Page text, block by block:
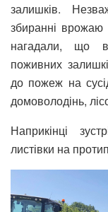
залишків.
збиранні
нагадали, що
поживних
до пожеж на
домоволодінь,
Наприкінці
листівки на